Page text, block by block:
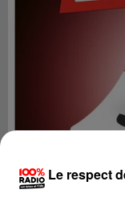
Le respect